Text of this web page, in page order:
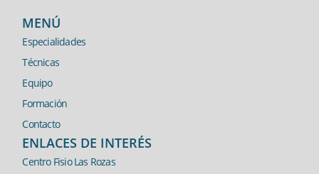
MENÚ
Especialidades
Técnicas
Equipo
Formación
Contacto
ENLACES DE INTERÉS
Centro Fisio Las Rozas